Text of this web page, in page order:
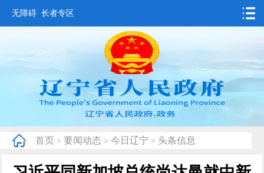
无障碍 长者专区
要闻动态
政务公开
互动交流
首页 > 要闻动态 > 今日辽宁 > 头条信息